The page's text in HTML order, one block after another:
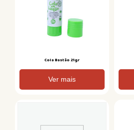
Cola Bastão 21gr
Ver mais